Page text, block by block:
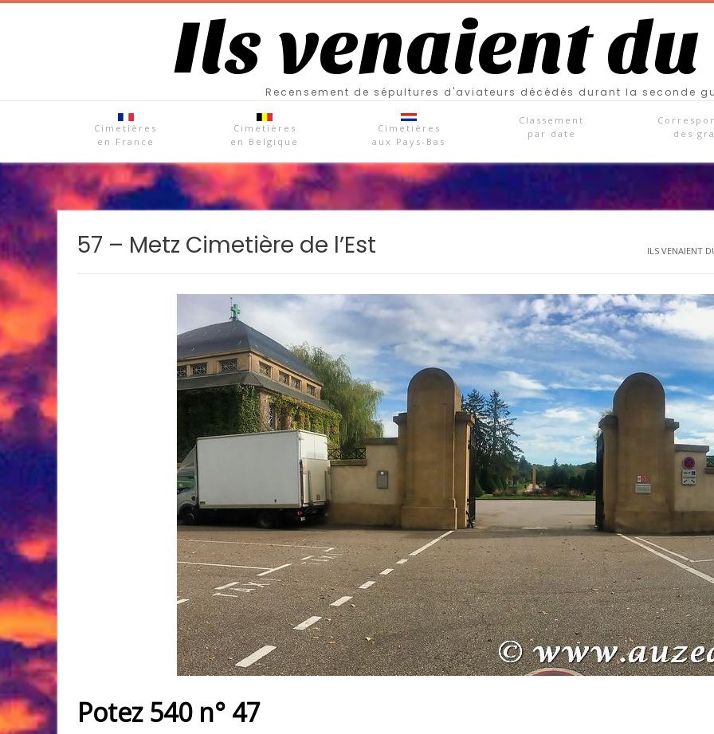
Ils venaient
Recensement de sépultures d'aviateurs décédés durant la seconde
Cimetières
en France
Cimetières
en Belgique
Cimetières
aux Pays-Bas
Classement
par date
des
57 – Metz Cimetière de l’Est ILS VENAIENT
Potez 540 n° 47